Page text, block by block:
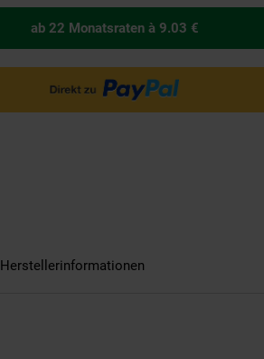
ab 22 Monatsraten à 9.03 €
Herstellerinformationen